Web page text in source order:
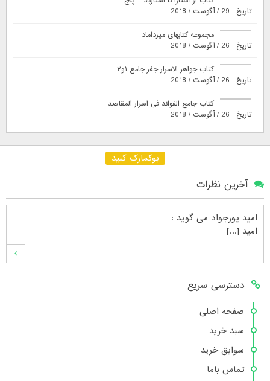
تاریخ : 29 / آگوست / 2018
مجموعه کتابهای میرداماد
تاریخ : 26 / آگوست / 2018
کتاب جواهر الاسرار جفر جامع ۱و۲
تاریخ : 26 / آگوست / 2018
کتاب جامع الفوائد فی اسرار المقاصد
تاریخ : 26 / آگوست / 2018
بوکمارک کنید
آخرین نظرات
امید پورجواد می گوید :
امید [...]
محمدشهنوازیمی گوید :
سلام بنده محمد شهنوازی فقط بوسیله ا [...]
محمدمی گوید :
سلام تعداد کتاب۶در سایت زیاد نیست [...]
دسترسی سریع
صفحه اصلی
سبد خرید
سوابق خرید
تماس باما